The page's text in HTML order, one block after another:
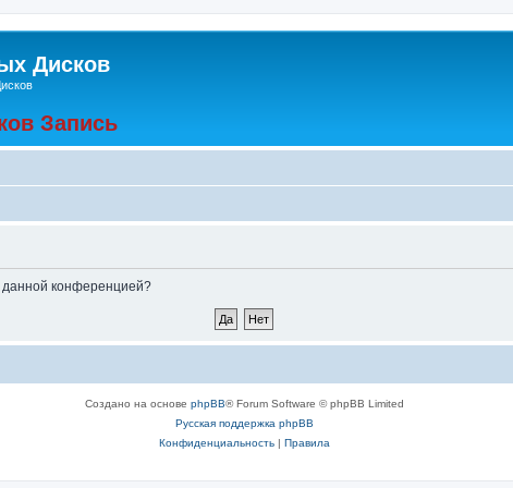
Дисков
Запись
данной конференцией?
Создано на основе phpBB® Forum Software © phpBB Limited
Русская поддержка phpBB
Конфиденциальность| Правила